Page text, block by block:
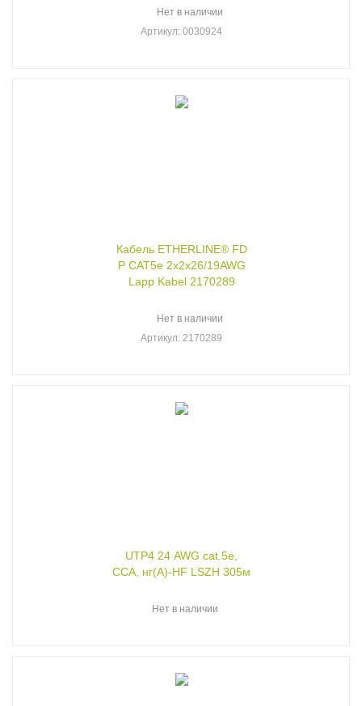
Нет в наличии
Артикул: 0030924
Кабель ETHERLINE® FD
P CAT5e 2x2x26/19AWG
Lapp Kabel 2170289
Нет в наличии
Артикул: 2170289
UTP4 24 AWG cat.5e,
CCA, нг(А)-HF LSZH 305м
Нет в наличии